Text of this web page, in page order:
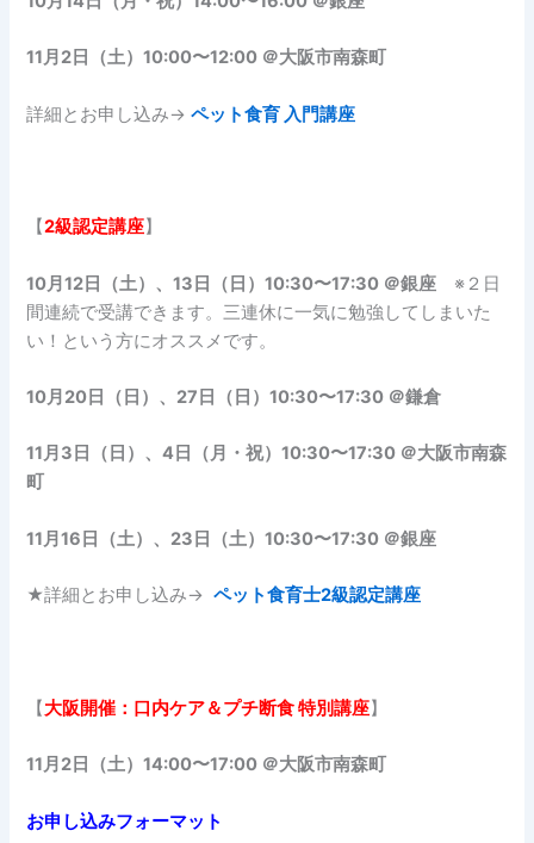
11月2日（土）10:00〜12:00 ＠大阪市南森町
詳細とお申し込み→ペット食育 入門講座
【2級認定講座】
10月12日（土）、13日（日）10:30〜17:30 ＠銀座 ※２日
間連続で受講できます。三連休に一気に勉強してしまいた
い！という方にオススメです。
10月20日（日）、27日（日）10:30〜17:30 ＠鎌倉
11月3日（日）、4日（月・祝）10:30〜17:30 ＠大阪市南森
町
11月16日（土）、23日（土）10:30〜17:30 ＠銀座
★詳細とお申し込み→ペット食育士2級認定講座
【大阪開催：口内ケア＆プチ断食 特別講座】
11月2日（土）14:00〜17:00 ＠大阪市南森町
お申し込みフォーマット